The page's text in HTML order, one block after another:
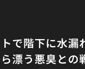
で階下に水漏
漂う悪臭との